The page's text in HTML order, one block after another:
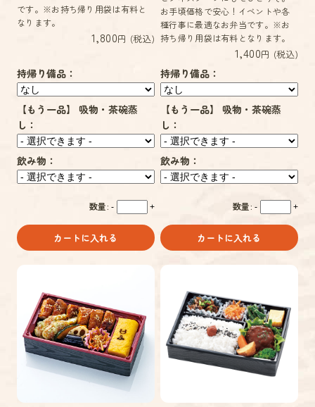
です。※お持ち帰り用袋は有料と
なります。
1,800円 (税込)
持帰り備品：
【もう一品】 吸物・茶碗蒸
し：
飲み物：
数量: - +
カートに入れる
お手頃価格で安心！イベントや各
種行事に最適なお弁当です。※お
持ち帰り用袋は有料となります。
1,400円 (税込)
持帰り備品：
【もう一品】 吸物・茶碗蒸
し：
飲み物：
数量: - +
カートに入れる